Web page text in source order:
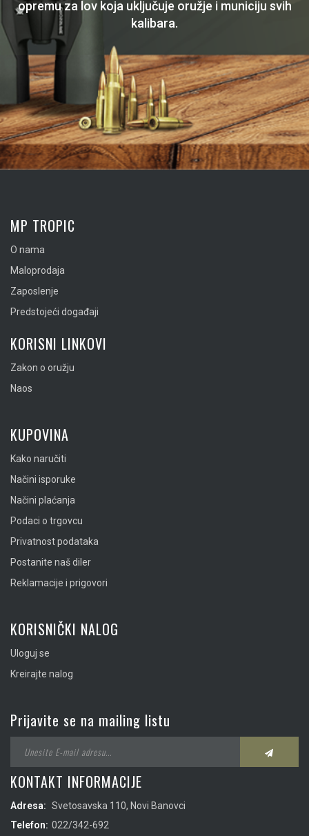
opremu za lov koja uključuje oružje i municiju svih
kalibara.
MP TROPIC
O nama
Maloprodaja
Zaposlenje
Predstojeći događaji
KORISNI LINKOVI
Zakon o oružju
Naos
KUPOVINA
Kako naručiti
Načini isporuke
Načini plaćanja
Podaci o trgovcu
Privatnost podataka
Postanite naš diler
Reklamacije i prigovori
KORISNIČKI NALOG
Uloguj se
Kreirajte nalog
Prijavite se na mailing listu
KONTAKT INFORMACIJE
Adresa: Svetosavska 110, Novi Banovci
Telefon: 022/342-692